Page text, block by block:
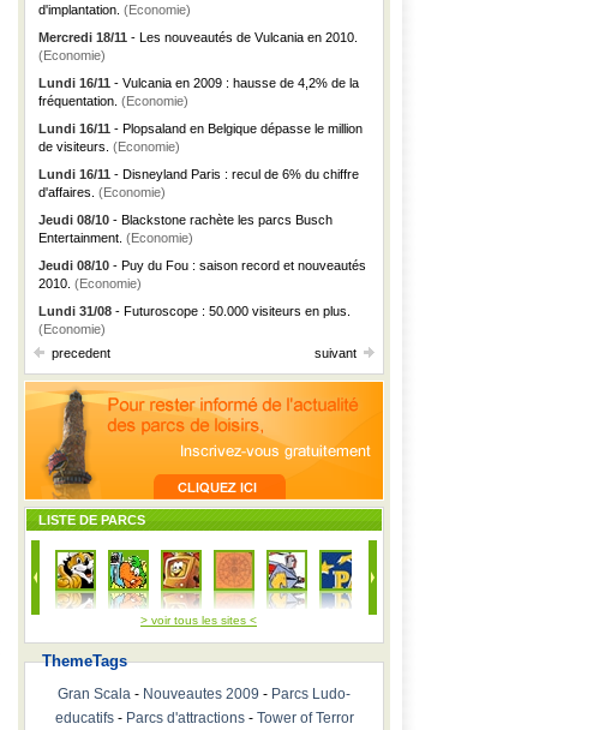
d'implantation. (Economie)
Mercredi 18/11 - Les nouveautés de Vulcania en 2010.
(Economie)
Lundi 16/11 - Vulcania en 2009 : hausse de 4,2% de la
fréquentation. (Economie)
Lundi 16/11 - Plopsaland en Belgique dépasse le million
de visiteurs. (Economie)
Lundi 16/11 - Disneyland Paris : recul de 6% du chiffre
d'affaires. (Economie)
Jeudi 08/10 - Blackstone rachète les parcs Busch
Entertainment. (Economie)
Jeudi 08/10 - Puy du Fou : saison record et nouveautés
2010. (Economie)
Lundi 31/08 - Futuroscope : 50.000 visiteurs en plus.
(Economie)
precedent
suivant
LISTE DE PARCS
> voir tous les sites <
ThemeTags
Gran Scala - Nouveautes 2009 - Parcs Ludo-
educatifs- Parcs d'attractions- Tower of Terror